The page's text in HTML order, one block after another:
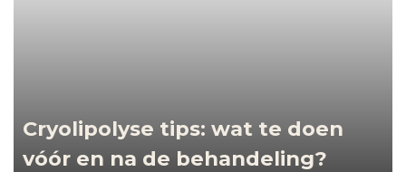
Cryolipolyse tips: wat te doen
vóór en na de behandeling?